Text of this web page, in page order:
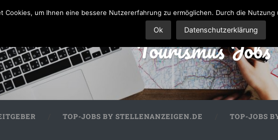
Tourismus Jobs
TOP-JOBS BY STELLENANZEIGEN.DE TOP-JOBS
Cookies, um Ihnen eine bessere Nutzererfahrung zu ermöglichen. Durch die
Ok Datenschutzerklärung